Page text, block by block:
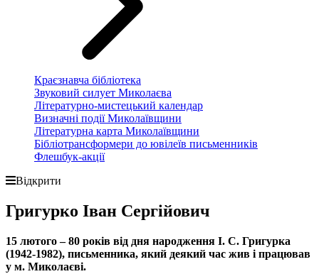
Краєзнавча бібліотека
Звуковий силует Миколаєва
Літературно-мистецький календар
Визначні події Миколаївщини
Літературна карта Миколаївщини
Бібліотрансформери до ювілеїв письменників
Флешбук-акції
Відкрити
Григурко Іван Сергійович
15 лютого – 80 років від дня народження І. С. Григурка
(1942-1982), письменника, який деякий час жив і працював
у м. Миколаєві.